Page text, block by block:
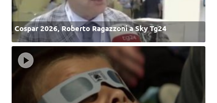
Cospar 2026, Roberto Ragazzoni a Sky Tg24